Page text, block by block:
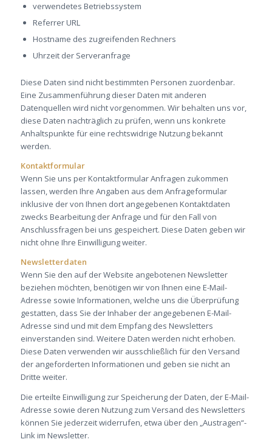
verwendetes Betriebssystem
Referrer URL
Hostname des zugreifenden Rechners
Uhrzeit der Serveranfrage
Diese Daten sind nicht bestimmten Personen zuordenbar.
Eine Zusammenführung dieser Daten mit anderen
Datenquellen wird nicht vorgenommen. Wir behalten uns vor,
diese Daten nachträglich zu prüfen, wenn uns konkrete
Anhaltspunkte für eine rechtswidrige Nutzung bekannt
werden.
Kontaktformular
Wenn Sie uns per Kontaktformular Anfragen zukommen
lassen, werden Ihre Angaben aus dem Anfrageformular
inklusive der von Ihnen dort angegebenen Kontaktdaten
zwecks Bearbeitung der Anfrage und für den Fall von
Anschlussfragen bei uns gespeichert. Diese Daten geben wir
nicht ohne Ihre Einwilligung weiter.
Newsletterdaten
Wenn Sie den auf der Website angebotenen Newsletter
beziehen möchten, benötigen wir von Ihnen eine E-Mail-
Adresse sowie Informationen, welche uns die Überprüfung
gestatten, dass Sie der Inhaber der angegebenen E-Mail-
Adresse sind und mit dem Empfang des Newsletters
einverstanden sind. Weitere Daten werden nicht erhoben.
Diese Daten verwenden wir ausschließlich für den Versand
der angeforderten Informationen und geben sie nicht an
Dritte weiter.
Die erteilte Einwilligung zur Speicherung der Daten, der E-Mail-
Adresse sowie deren Nutzung zum Versand des Newsletters
können Sie jederzeit widerrufen, etwa über den „Austragen“-
Link im Newsletter.